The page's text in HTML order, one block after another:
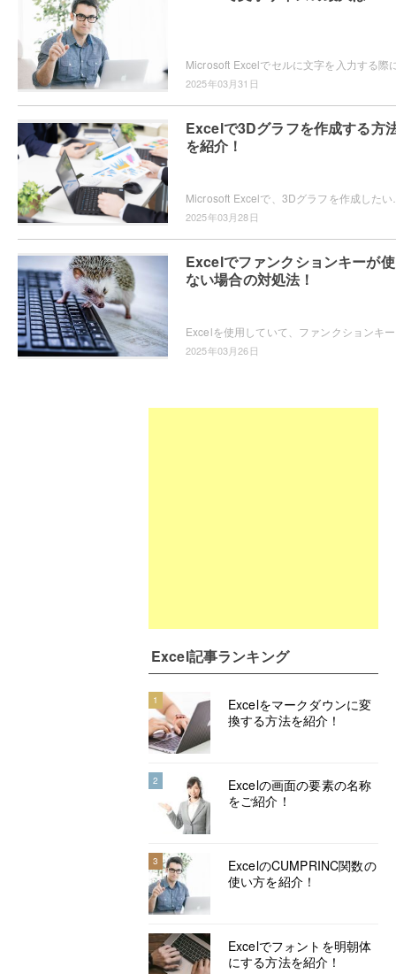
2025年03月31日
Excelで3Dグラフを作成する方
を紹介！
2025年03月28日
Excelでファンクションキーが
ない場合の対処法！
2025年03月26日
Excel記事ランキング
1
Excelをマークダウンに変
換する方法を紹介！
2
Excelの画面の要素の名称
をご紹介！
3
ExcelのCUMPRINC関数の
使い方を紹介！
Excelでフォントを明朝体
にする方法を紹介！